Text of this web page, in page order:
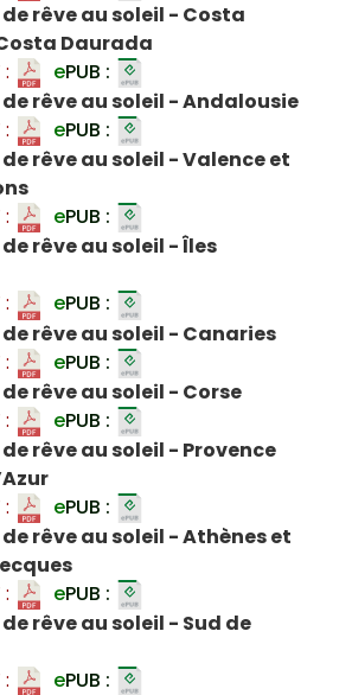
rêve au soleil - Costa
Daurada
: ePUB :
rêve au soleil - Andalousie
: ePUB :
rêve au soleil - Valence et
: ePUB :
rêve au soleil - Îles
: ePUB :
rêve au soleil - Canaries
: ePUB :
rêve au soleil - Corse
: ePUB :
rêve au soleil - Provence
: ePUB :
rêve au soleil - Athènes et
: ePUB :
rêve au soleil - Sud de
: ePUB :